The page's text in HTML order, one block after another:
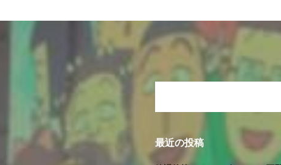
最近の投稿